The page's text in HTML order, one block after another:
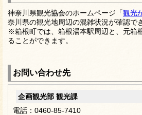
神奈川県観光協会のホームページ「観光
奈川県の観光地周辺の混雑状況が確認で
※箱根町では、箱根湯本駅周辺と、元箱
ることができます。
お問い合わせ先
企画観光部 観光課
電話：0460-85-7410